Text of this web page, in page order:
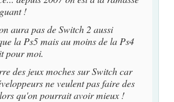
!
aura pas de Switch 2 aussi
la Ps5 mais au moins de la Ps4
pour moi.
des jeux moches sur Switch car
ne veulent pas faire des
qu'on pourrait avoir mieux !